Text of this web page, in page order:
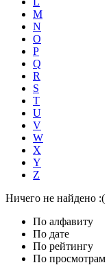
M
N
O
P
Q
R
S
T
U
V
W
X
Y
Z
Ничего не найдено :(
По алфавиту
По дате
По рейтингу
По просмотрам